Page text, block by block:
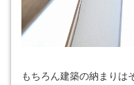
もちろん建築の納まりは